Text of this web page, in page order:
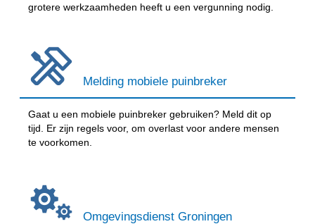
grotere werkzaamheden heeft u een vergunning nodig.
Melding mobiele puinbreker
Gaat u een mobiele puinbreker gebruiken? Meld dit op
tijd. Er zijn regels voor, om overlast voor andere mensen
te voorkomen.
Omgevingsdienst Groningen